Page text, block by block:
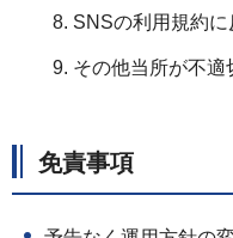
SNSの利用規約に
その他当所が不適
免責事項